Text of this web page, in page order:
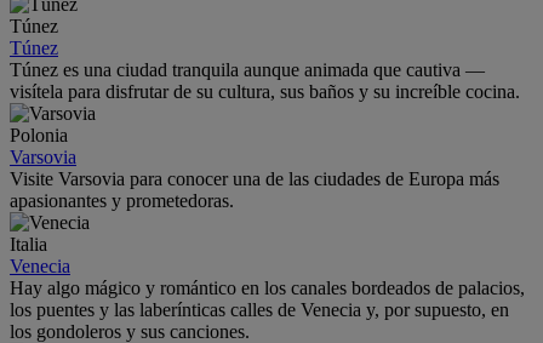
Túnez
Túnez
Túnez es una ciudad tranquila aunque animada que cautiva —
visítela para disfrutar de su cultura, sus baños y su increíble cocina.
Polonia
Varsovia
Visite Varsovia para conocer una de las ciudades de Europa más
apasionantes y prometedoras.
Italia
Venecia
Hay algo mágico y romántico en los canales bordeados de palacios,
los puentes y las laberínticas calles de Venecia y, por supuesto, en
los gondoleros y sus canciones.